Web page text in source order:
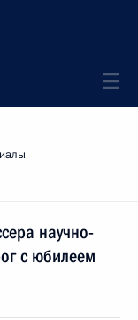
научно-
с юбилеем